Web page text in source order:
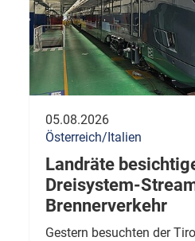
05.08.2026
Österreich/Italien
Landräte
Dreisystem-
Brennerverkehr
Gestern besuchten der